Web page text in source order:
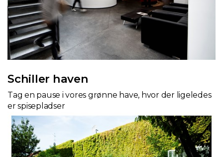
Schiller haven
Tag en pause i vores grønne have, hvor der ligeledes
er spisepladser